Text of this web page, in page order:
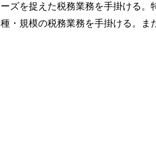
ス負債の計上
ズを捉えた税務業務を手掛ける。
・規模の税務業務を手掛ける。